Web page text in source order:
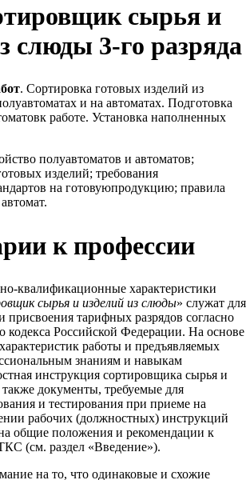
сырья и
слюды 3-го разряда
. Сортировка готовых изделий из
и на автоматах. Подготовка
работе. Установка наполненных
полуавтоматов и автоматов;
изделий; требования
на готовуюпродукцию; правила
к профессии
квалификационные характеристики
сырья и изделий из слюды» служат для
присвоения тарифных разрядов согласно
кодекса Российской Федерации. На основе
работы и предъявляемых
знаниям и навыкам
инструкция сортировщика сырья и
документы, требуемые для
и тестирования при приеме на
рабочих (должностных) инструкций
общие положения и рекомендации к
(см. раздел «Введение»).
на то, что одинаковые и схожие